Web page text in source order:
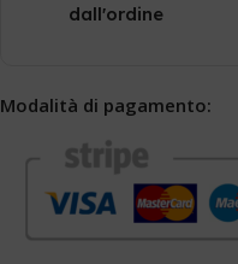
dall'ordine
Modalità di pagamento: